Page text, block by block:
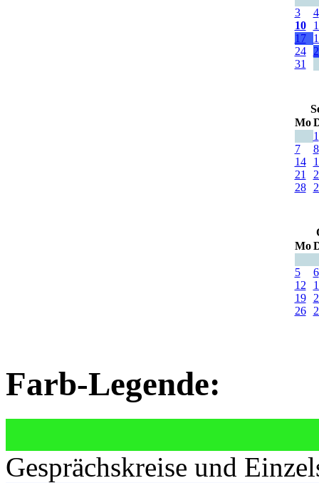
3
4
10
17
24
31
Mo
1
7
8
14
21
28
Mo
5
6
12
19
26
Farb-Legende:
Gesprächskreise und